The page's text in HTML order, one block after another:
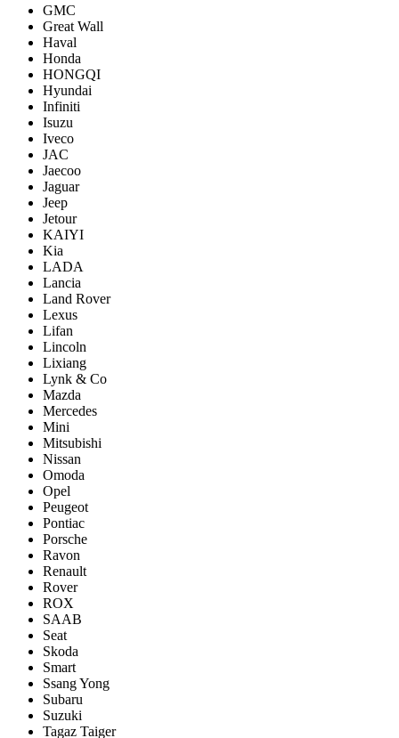
GMC
Great Wall
Haval
Honda
HONGQI
Hyundai
Infiniti
Isuzu
Iveco
JAC
Jaecoo
Jaguar
Jeep
Jetour
KAIYI
Kia
LADA
Lancia
Land Rover
Lexus
Lifan
Lincoln
Lixiang
Lynk & Co
Mazda
Mercedes
Mini
Mitsubishi
Nissan
Omoda
Opel
Peugeot
Pontiac
Porsсhe
Ravon
Renault
Rover
ROX
SAAB
Seat
Skoda
Smart
Ssang Yong
Subaru
Suzuki
Tagaz Taiger